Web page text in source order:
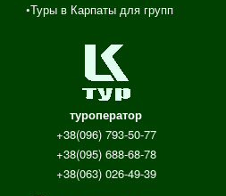
•Туры в Карпаты для групп
туроператор
+38(096) 793-50-77
+38(095) 688-68-78
+38(063) 026-49-39